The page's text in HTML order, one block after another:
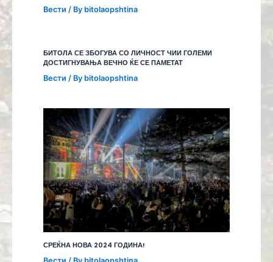
Вести / By bitolaopshtina
БИТОЛА СЕ ЗБОГУВА СО ЛИЧНОСТ ЧИИ ГОЛЕМИ
ДОСТИГНУВАЊА ВЕЧНО ЌЕ СЕ ПАМЕТАТ
Вести / By bitolaopshtina
СРЕЌНА НОВА 2024 ГОДИНА!